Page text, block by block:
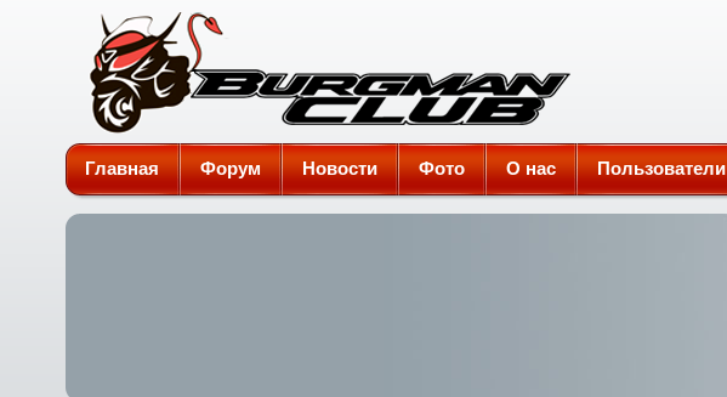
Burgman-Club
Главная Форум Новости Фото О нас Пользователи